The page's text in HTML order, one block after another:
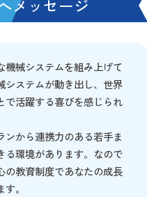
メッセージ
機械システムを組み上げて
システムが動き出し、世界
で活躍する喜びを感じられ
ンから連携力のある若手ま
る環境があります。なので
の教育制度であなたの成長
。